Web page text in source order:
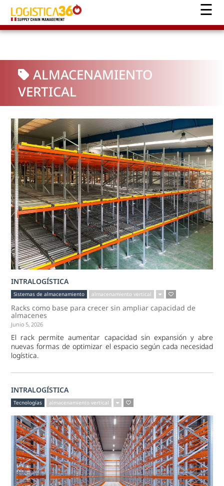
ALMACENAMIENTO
VERTICAL
INTRALOGÍSTICA
Sistemas de almacenamiento almacenamiento vertical
Racks como base para crecer sin ampliar capacidad de
almacenes
Junio 5, 2026
El rack permite aumentar capacidad sin expansión y abre
nuevas formas de optimizar el espacio según cada necesidad
logística.
INTRALOGÍSTICA
Tecnologías almacenamiento vertical